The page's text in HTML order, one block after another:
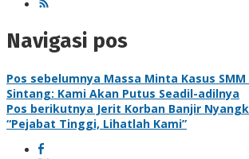
Navigasi pos
Pos sebelumnya Massa Minta Kasus
Sintang: Kami Akan Putus Seadil-adilnya
Pos berikutnya Jerit Korban Banjir
“Pejabat Tinggi, Lihatlah Kami”